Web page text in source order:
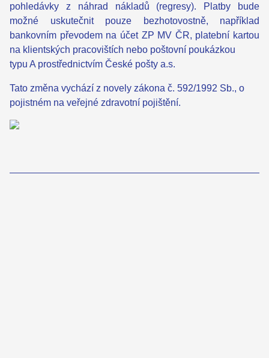
pohledávky z náhrad nákladů (regresy). Platby bude
možné uskutečnit pouze bezhotovostně, například
bankovním převodem na účet ZP MV ČR, platební kartou
na klientských pracovištích nebo poštovní poukázkou
typu A prostřednictvím České pošty a.s.
Tato změna vychází z novely zákona č. 592/1992 Sb., o
pojistném na veřejné zdravotní pojištění.